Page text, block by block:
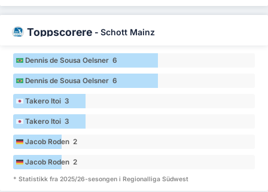
Toppscorere - Schott Mainz
Dennis de Sousa Oelsner 6
Dennis de Sousa Oelsner 6
Takero Itoi 3
Takero Itoi 3
Jacob Roden 2
Jacob Roden 2
* Statistikk fra 2025/26-sesongen i Regionalliga Südwest